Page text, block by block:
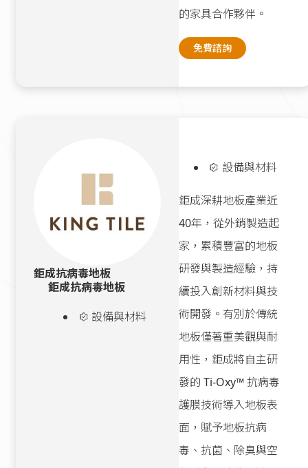
的家具合作夥伴。
免費諮詢
鉅成抗病毒地板
鉅成抗病毒地板
設備與材料
設備與材料
鉅成深耕地板產業近
40年，從外銷製造起
家，累積豐富的地板
研發與製造經驗，持
續投入創新材料與技
術開發。有別於傳統
地板僅著重美觀與耐
用性，鉅成將自主研
發的 Ti-Oxy™ 抗病毒
護膜技術導入地板表
面，賦予地板抗病
毒、抗菌、除臭與空